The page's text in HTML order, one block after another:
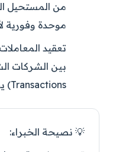
من المستحيل
موحدة وفورية
تعقيد المعاملات
Transactions) يصبح معقداً للغاية.
💡 نصيحة الخبراء: